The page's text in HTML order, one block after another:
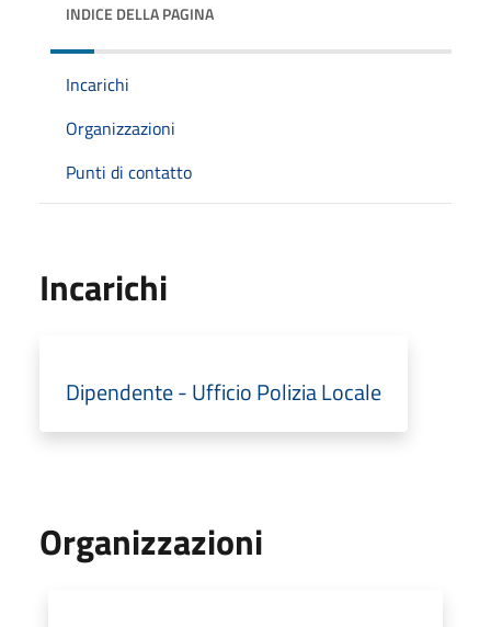
INDICE DELLA PAGINA
Incarichi
Organizzazioni
Punti di contatto
Incarichi
Dipendente - Ufficio Polizia Locale
Organizzazioni